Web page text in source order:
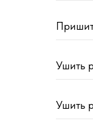
Ушить
Ушить